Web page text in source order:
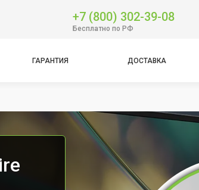
+7 (800) 302-39-08
Бесплатно по РФ
ГАРАНТИЯ ДОСТАВКА